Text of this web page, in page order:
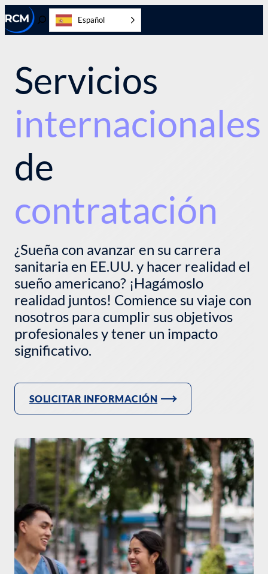
al
contenido
Activar/desactivar
la
Español
Servicios
internacionales
de
contratación
¿Sueña con avanzar en su carrera
sanitaria en EE.UU. y hacer realidad el
sueño americano? ¡Hagámoslo
realidad juntos! Comience su viaje con
nosotros para cumplir sus objetivos
profesionales y tener un impacto
significativo.
SOLICITAR INFORMACIÓN